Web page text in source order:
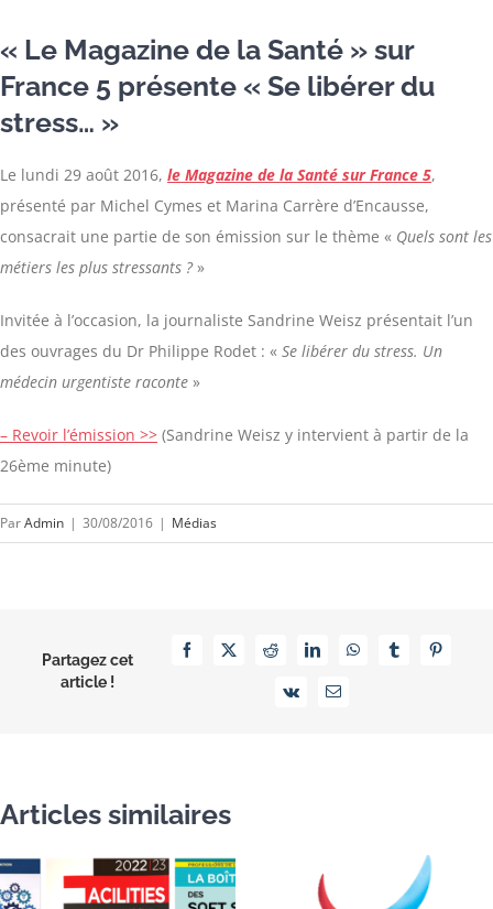
« Le Magazine de la Santé » sur
France 5 présente « Se libérer du
stress… »
Le lundi 29 août 2016, le Magazine de la Santé sur France 5,
présenté par Michel Cymes et Marina Carrère d’Encausse,
consacrait une partie de son émission sur le thème « Quels sont les
métiers les plus stressants ?»
Invitée à l’occasion, la journaliste Sandrine Weisz présentait l’un
des ouvrages du Dr Philippe Rodet : « Se libérer du stress. Un
médecin urgentiste raconte »
– Revoir l’émission >> (Sandrine Weisz y intervient à partir de la
26ème minute)
ParAdmin | 30/08/2016 | Médias
Partagez cet
article !
Facebook
X RedditLinkedInWhatsAppTumblrPinterest
Vk Email
Articles similaires